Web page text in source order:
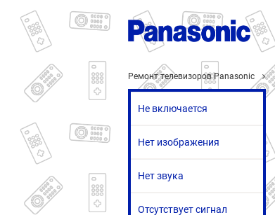
Ремонт телевизоров Panasonic
Не включается
Нет изображения
Нет звука
Отсутствует сигнал